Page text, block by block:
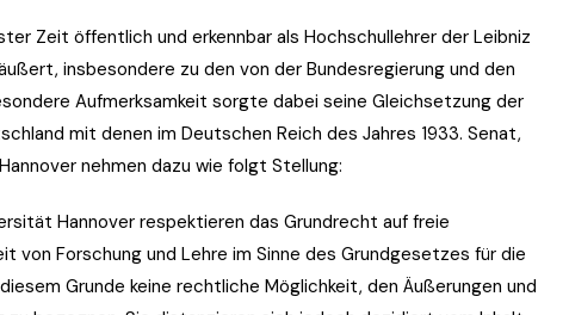
Zeit öffentlich und erkennbar als Hochschullehrer der Leibniz
insbesondere zu den von der Bundesregierung und den
Aufmerksamkeit sorgte dabei seine Gleichsetzung der
mit denen im Deutschen Reich des Jahres 1933. Senat,
nehmen dazu wie folgt Stellung:
Hannover respektieren das Grundrecht auf freie
von Forschung und Lehre im Sinne des Grundgesetzes für die
Grunde keine rechtliche Möglichkeit, den Äußerungen und